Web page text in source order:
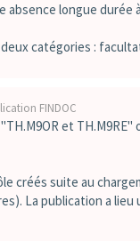
absence longue durée
catégories :
FINDOC
et
créés suite au
La publication a lieu